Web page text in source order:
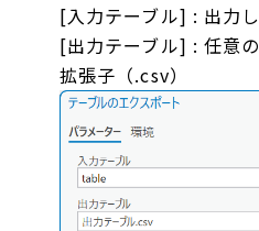
[入力テーブル] : 出力
[出力テーブル] : 任意
拡張子（.csv）